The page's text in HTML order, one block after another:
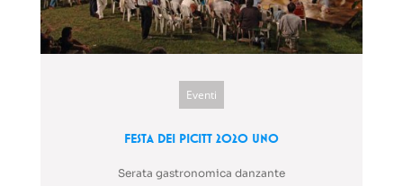
Eventi
Festa dei Picitt 2020 Uno
Serata gastronomica danzante